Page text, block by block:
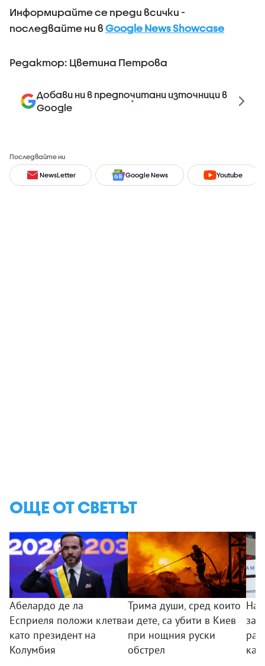
Информирайте се преди всички -
последвайте ни в Google News Showcase
Редактор: Цветина Петрова
Добави ни в предпочитани източници в
Google
Последвайте ни
NewsLetter Google News Youtube
ОЩЕ ОТ СВЕТЪТ
Абелардо де ла
Есприеля положи клетва
като президент на
Колумбия
Трима души, сред които
и дете, са убити в Киев
при нощния руски
обстрел